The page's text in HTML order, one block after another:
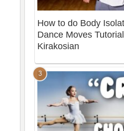
How to do Body
Dance Moves
Kirakosian